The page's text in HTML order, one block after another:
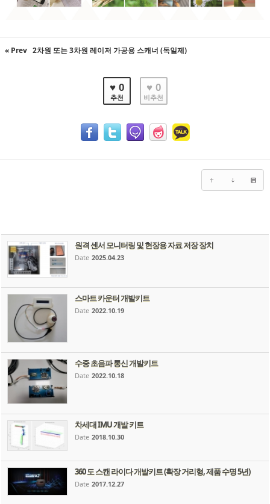
« Prev 2차원 또는 3차원 레이저 가공용 스캐너 (독일제)
♥ 0
추천
♥ 0
비추천
원격 센서 모니터링 및 현장용 자료 저장 장치
Date 2025.04.23
스마트 카운터 개발키트
Date 2022.10.19
수중 초음파 통신 개발키트
Date 2022.10.18
차세대 IMU 개발 키트
Date 2018.10.30
360 도 스캔 라이다 개발키트 (확장 거리형, 제품 수명 5년)
Date 2017.12.27